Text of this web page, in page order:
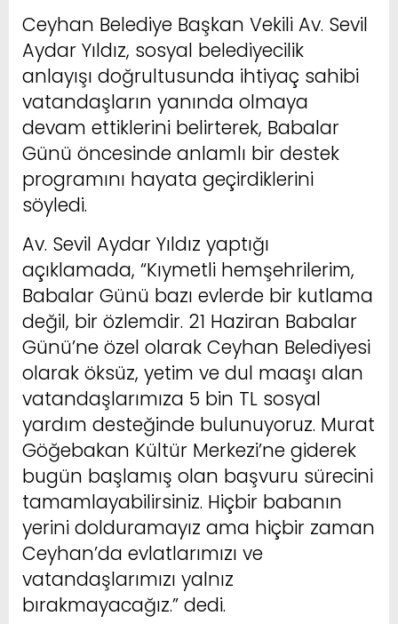
Ceyhan Belediye Başkan Vekili Av. Sevil
Aydar Yıldız, sosyal belediyecilik
anlayışı doğrultusunda ihtiyaç sahibi
vatandaşların yanında olmaya
devam ettiklerini belirterek, Babalar
Günü öncesinde anlamlı bir destek
programını hayata geçirdiklerini
söyledi.
Av. Sevil Aydar Yıldız yaptığı
açıklamada, “Kıymetli hemşehrilerim,
Babalar Günü bazı evlerde bir kutlama
değil, bir özlemdir. 21 Haziran Babalar
Günü’ne özel olarak Ceyhan Belediyesi
olarak öksüz, yetim ve dul maaşı alan
vatandaşlarımıza 5 bin TL sosyal
yardım desteğinde bulunuyoruz. Murat
Göğebakan Kültür Merkezi’ne giderek
bugün başlamış olan başvuru sürecini
tamamlayabilirsiniz. Hiçbir babanın
yerini dolduramayız ama hiçbir zaman
Ceyhan’da evlatlarımızı ve
vatandaşlarımızı yalnız
bırakmayacağız.” dedi.